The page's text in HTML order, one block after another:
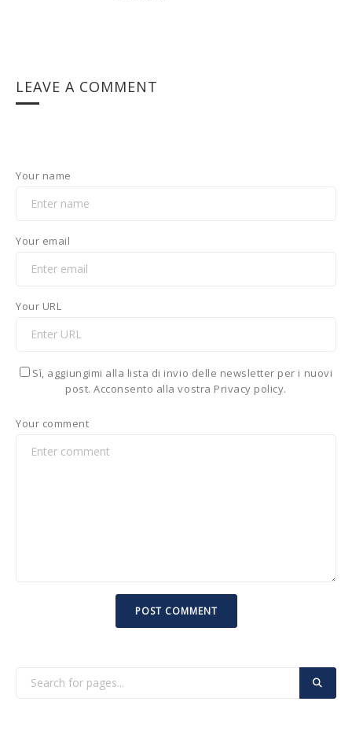
LEAVE A COMMENT
Your name
Your email
Your URL
Sì, aggiungimi alla lista di invio delle newsletter per i nuovi
post. Acconsento alla vostra Privacy policy.
Your comment